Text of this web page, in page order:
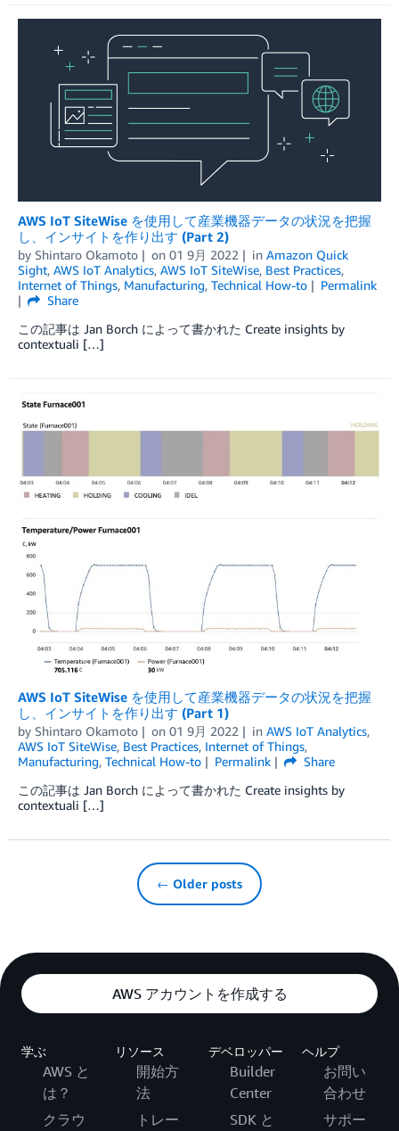
AWS IoT SiteWise を使用して産業機器データの状況を把握
し、インサイトを作り出す (Part 2)
by Shintaro Okamoto on 01 9月 2022 in Amazon Quick
Sight, AWS IoT Analytics, AWS IoT SiteWise, Best Practices,
Internet of Things, Manufacturing, Technical How-to
Permalink
Share
この記事は Jan Borch によって書かれた Create insights by
contextuali […]
AWS IoT SiteWise を使用して産業機器データの状況を把握
し、インサイトを作り出す (Part 1)
by Shintaro Okamoto on 01 9月 2022 in AWS IoT Analytics,
AWS IoT SiteWise, Best Practices, Internet of Things,
Manufacturing, Technical How-to Permalink
Share
この記事は Jan Borch によって書かれた Create insights by
contextuali […]
← Older posts
AWS アカウントを作成する
学ぶ
AWS と
は？
クラウ
リソース
開始方
法
トレー
デベロッパー
Builder
Center
SDK と
ヘルプ
お問い
合わせ
サポー